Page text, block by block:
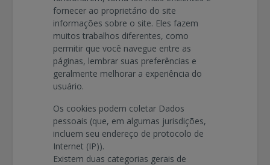
fornecer ao proprietário do site
informações sobre o site. Eles fazem
muitos trabalhos diferentes, como
permitir que você navegue entre as
páginas, lembrar suas preferências e
geralmente melhorar a experiência do
usuário.
Os cookies podem coletar Dados
pessoais (que, em algumas jurisdições,
incluem seu endereço de protocolo de
Internet (IP)).
Existem duas categorias gerais de